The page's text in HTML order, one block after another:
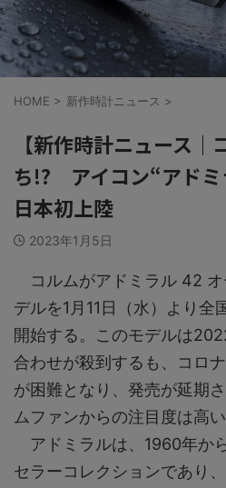
HOME > 新作時計ニュース >
【新作時計ニュース
ち!? アイコン“アドミ
日本初上陸
2023年1月5日
コルムがアドミラル 42 オ
デルを1月11日（水）より全
開始する。このモデルは
合わせが殺到するも、コロ
が困難となり、発売が延期
ムファンからの注目度は高い
アドミラルは、1960年か
セラーコレクションであり